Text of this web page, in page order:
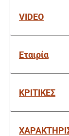
VIDEO
Εταιρία
ΚΡΙΤΙΚΕΣ